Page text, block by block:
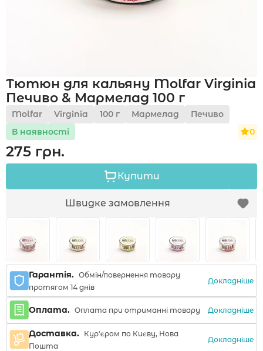
Укр Рус
Тютюн для кальяну Molfar Virginia
Печиво & Мармелад 100 г
Molfar Virginia 100 г Мармелад
Печиво
В наявності
0
275 грн.
Купити
Швидке замовлення
Гарантія. Обмін/повернення товару
протягом 14 днів
Докладніше
Оплата. Оплата при отриманні товару Докладніше
Доставка. Кур'єром по Києву, Нова
Пошта
Докладніше